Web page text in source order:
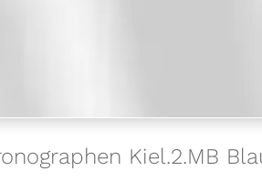
Kiel.2.MB